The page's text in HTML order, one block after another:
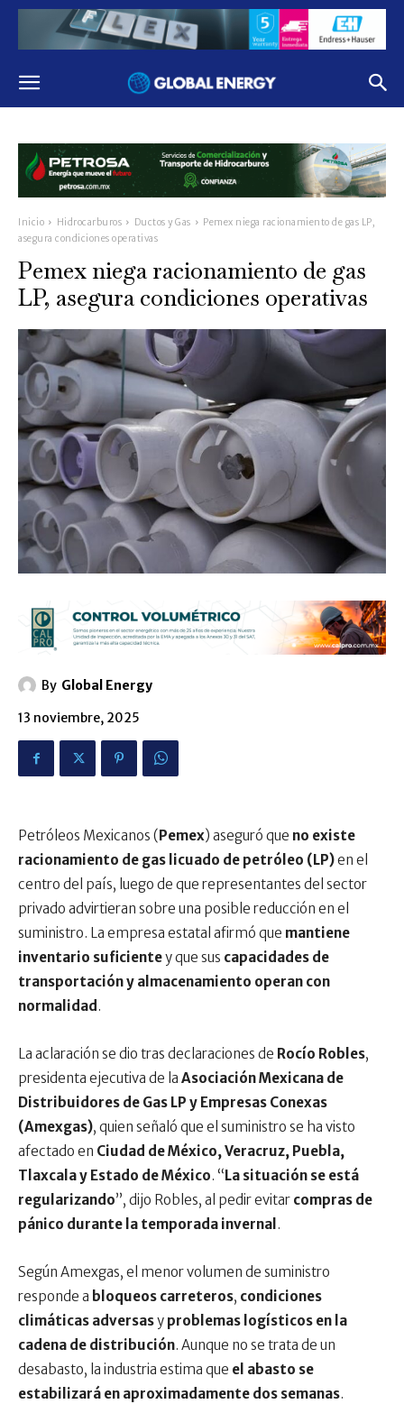
Inicio Hidrocarburos Ductos y Gas
Pemex niega racionamiento de gas LP,
asegura condiciones operativas
Pemex niega racionamiento de gas
LP, asegura condiciones operativas
By Global Energy
13 noviembre, 2025
Petróleos Mexicanos ( Pemex) aseguró que no existe
racionamiento de gas licuado de petróleo (LP)en el
centro del país, luego de que representantes del sector
privado advirtieran sobre una posible reducción en el
suministro. La empresa estatal afirmó que mantiene
inventario suficientey que sus capacidades de
transportación y almacenamiento operan con
normalidad .
La aclaración se dio tras declaraciones de Rocío Robles,
presidenta ejecutiva de la Asociación Mexicana de
Distribuidores de Gas LP y Empresas Conexas
(Amexgas), quien señaló que el suministro se ha visto
afectado en Ciudad de México, Veracruz, Puebla,
Tlaxcala y Estado de México. “ La situación se está
regularizando”, dijo Robles, al pedir evitar compras de
pánico durante la temporada invernal .
Según Amexgas, el menor volumen de suministro
responde a bloqueos carreteros, condiciones
climáticas adversasy problemas logísticos en la
cadena de distribución. Aunque no se trata de un
desabasto, la industria estima que el abasto se
estabilizará en aproximadamente dos semanas.